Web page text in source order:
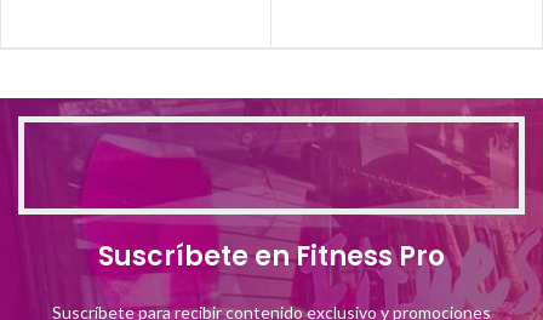
Suscríbete en Fitness Pro
Suscríbete para recibir contenido exclusivo y promociones